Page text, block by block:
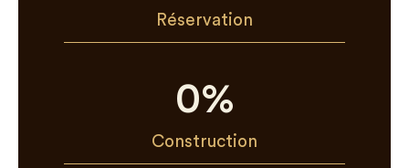
Réservation
Construction
0%